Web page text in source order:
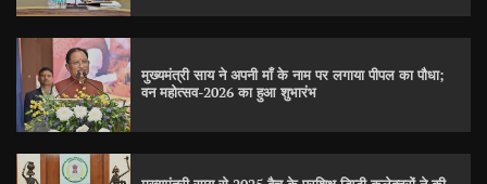
मुख्यमंत्री साय ने अपनी माँ के नाम पर लगाया पीपल का पौधा;
वन महोत्सव-2026 का हुआ शुभारंभ